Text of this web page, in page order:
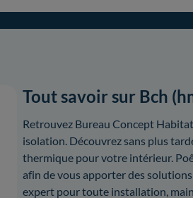
Tout savoir sur Bch
Retrouvez Bureau Concept
isolation. Découvrez sans plus
thermique pour votre intérieur.
afin de vous apporter des
expert pour toute installation,